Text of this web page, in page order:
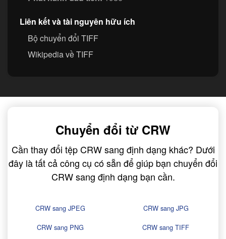
Liên kết và tài nguyên hữu ích
Bộ chuyển đổi TIFF
Wikipedia về TIFF
Chuyển đổi từ CRW
Cần thay đổi tệp CRW sang định dạng khác? Dưới
đây là tất cả công cụ có sẵn để giúp bạn chuyển đổi
CRW sang định dạng bạn cần.
CRW sang JPEG
CRW sang JPG
CRW sang PNG
CRW sang TIFF